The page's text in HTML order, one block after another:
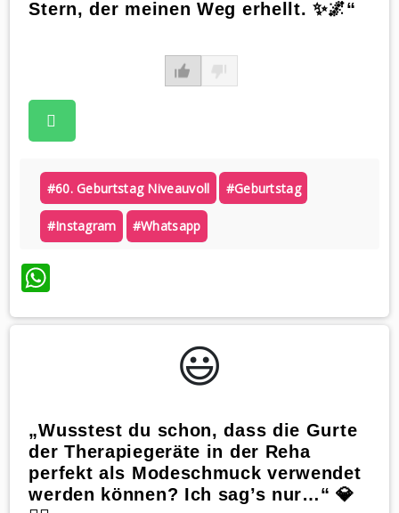
Stern, der meinen Weg erhellt. ✨🌌“
#60. Geburtstag Niveauvoll #geburtstag
#instagram #whatsapp
WhatsApp
😃️
„Wusstest du schon, dass die Gurte
der Therapiegeräte in der Reha
perfekt als Modeschmuck verwendet
werden können? Ich sag’s nur…“ 💎